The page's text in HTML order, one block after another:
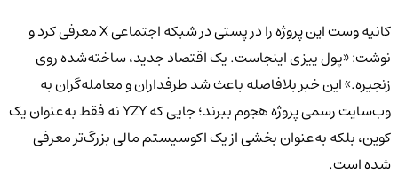
کانیه وست این پروژه را در پستی در شبکه اجتماعی X معرفی کرد و
نوشت: «پول ییزی اینجاست. یک اقتصاد جدید، ساخته‌شده روی
زنجیره.» این خبر بلافاصله باعث شد طرفداران و معامله‌گران به
وب‌سایت رسمی پروژه هجوم ببرند؛ جایی که YZY نه فقط به‌عنوان یک
کوین، بلکه به‌عنوان بخشی از یک اکوسیستم مالی بزرگ‌تر معرفی
شده است.